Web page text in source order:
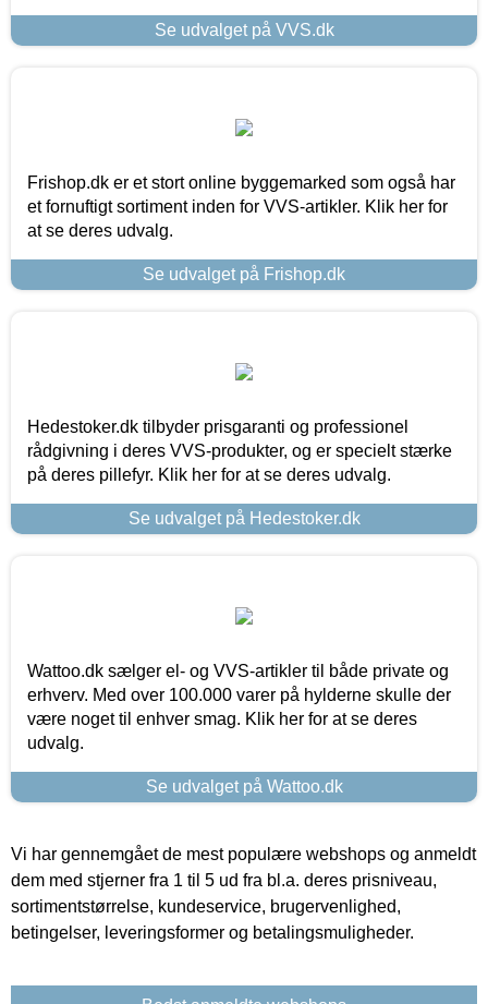
Se udvalget på VVS.dk
Frishop.dk er et stort online byggemarked som også har
et fornuftigt sortiment inden for VVS-artikler. Klik her for
at se deres udvalg.
Se udvalget på Frishop.dk
Hedestoker.dk tilbyder prisgaranti og professionel
rådgivning i deres VVS-produkter, og er specielt stærke
på deres pillefyr. Klik her for at se deres udvalg.
Se udvalget på Hedestoker.dk
Wattoo.dk sælger el- og VVS-artikler til både private og
erhverv. Med over 100.000 varer på hylderne skulle der
være noget til enhver smag. Klik her for at se deres
udvalg.
Se udvalget på Wattoo.dk
Vi har gennemgået de mest populære webshops og anmeldt
dem med stjerner fra 1 til 5 ud fra bl.a. deres prisniveau,
sortimentstørrelse, kundeservice, brugervenlighed,
betingelser, leveringsformer og betalingsmuligheder.